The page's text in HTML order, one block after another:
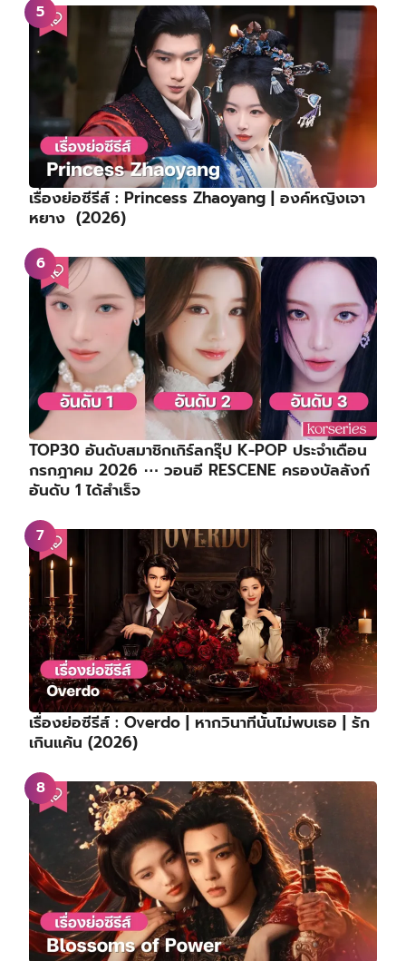
เรื่องย่อซีรีส์ : Princess Zhaoyang | องค์หญิงเจา
หยาง (2026)
TOP30 อันดับสมาชิกเกิร์ลกรุ๊ป K-POP ประจำเดือน
กรกฎาคม 2026 ⋯ วอนอี RESCENE ครองบัลลังก์
อันดับ 1 ได้สำเร็จ
เรื่องย่อซีรีส์ : Overdo | หากวินาทีนั้นไม่พบเธอ | รัก
เกินแค้น (2026)